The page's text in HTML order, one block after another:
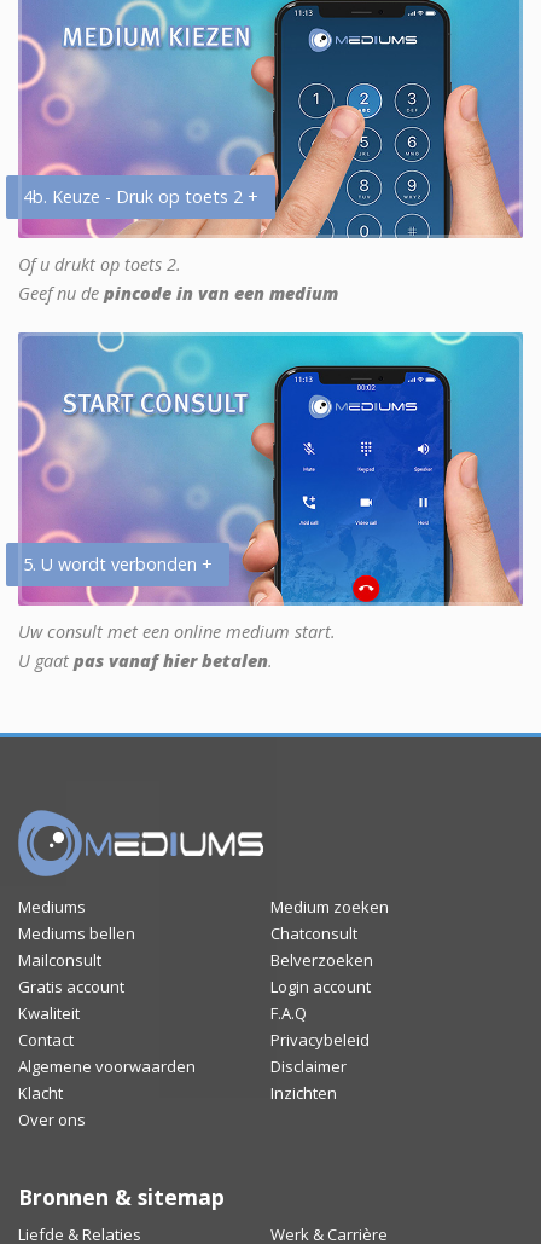
4b. Keuze - Druk op toets 2 +
Of u drukt op toets 2.
Geef nu de pincode in van een medium
5. U wordt verbonden +
Uw consult met een online medium start.
U gaat pas vanaf hier betalen.
Mediums
Medium zoeken
Mediums bellen
Chatconsult
Mailconsult
Belverzoeken
Gratis account
Login account
Kwaliteit
F.A.Q
Contact
Privacybeleid
Algemene voorwaarden
Disclaimer
Klacht
Inzichten
Over ons
Bronnen & sitemap
Liefde & Relaties Werk & Carrière